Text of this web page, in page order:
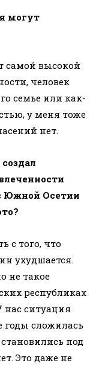
могут
самой высокой
человек
семье или как-
у меня тоже
нет.
Южной Осетии
с того, что
ухудшается.
не такое
республиках
нас ситуация
годы сложилась
под
Это даже не